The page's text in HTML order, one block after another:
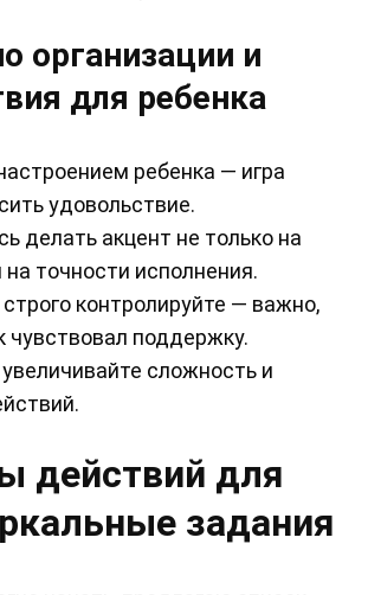
организации и
для ребенка
ребенка — игра
удовольствие.
делать акцент не только на
точности исполнения.
контролируйте — важно,
чувствовал поддержку.
сложность и
действий для
задания